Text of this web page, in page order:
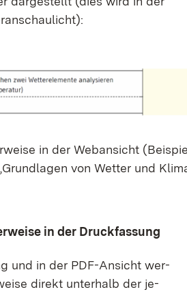
in der Web­an­sicht
von Wet­ter und
in der Druck­fas­sung
und in der PDF-An­sicht wer­
di­rekt un­ter­halb der je­